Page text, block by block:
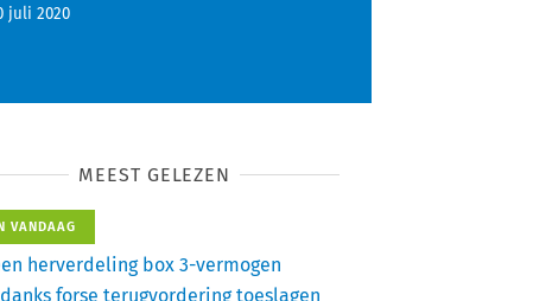
juli 2020
MEEST GELEZEN
VANDAAG
herverdeling box 3-vermogen
forse terugvordering toeslagen